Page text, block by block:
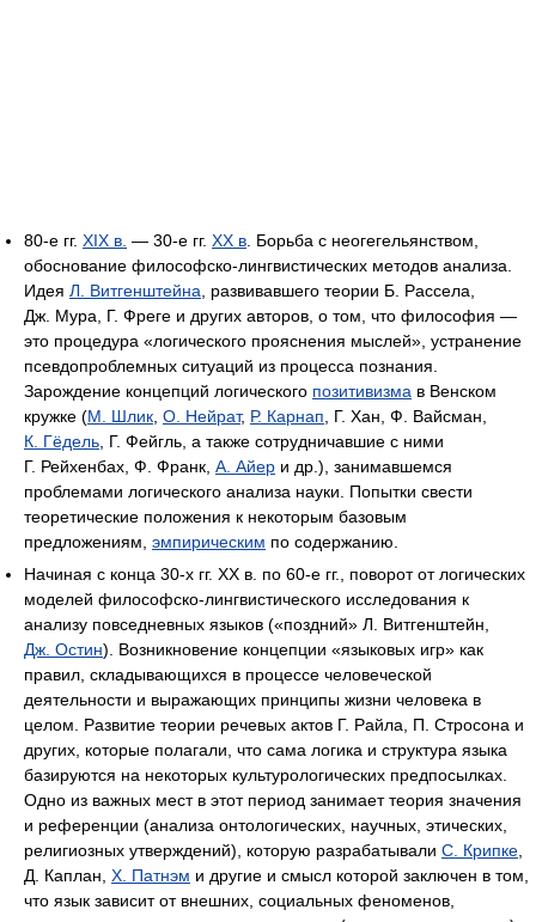
80-е гг. XIX в. — 30-е гг. ХХ в . Борьба с неогегельянством,
обоснование философско-лингвистических методов анализа.
Идея Л. Витгенштейна , развивавшего теории Б. Рассела,
Дж. Мура, Г. Фреге и других авторов, о том, что философия —
это процедура «логического прояснения мыслей», устранение
псевдопроблемных ситуаций из процесса познания.
Зарождение концепций логического позитивизма в Венском
кружке (М. Шлик О. Нейрат, Р. Карнап , Г. Хан, Ф. Вайсман,
К. Гёдель , Г. Фейгль, а также сотрудничавшие с ними
Г. Рейхенбах, Ф. Франк, А. Айер и др.), занимавшемся
проблемами логического анализа науки. Попытки свести
теоретические положения к некоторым базовым
предложениям, эмпирическим по содержанию.
Начиная с конца 30-х гг. ХХ в. по 60-е гг., поворот от логических
моделей философско-лингвистического исследования к
анализу повседневных языков («поздний» Л. Витгенштейн,
Дж. Остин). Возникновение концепции «языковых игр» как
правил, складывающихся в процессе человеческой
деятельности и выражающих принципы жизни человека в
целом. Развитие теории речевых актов Г. Райла, П. Стросона и
других, которые полагали, что сама логика и структура языка
базируются на некоторых культурологических предпосылках.
Одно из важных мест в этот период занимает теория значения
и референции (анализа онтологических, научных, этических,
религиозных утверждений), которую разрабатывали С. Крипке
Д. Каплан, Х. Патнэм и другие и смысл которой заключен в том,
что язык зависит от внешних, социальных феноменов,